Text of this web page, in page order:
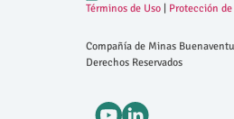
Términos de Uso| Protección
Compañía de Minas
Derechos Reservados